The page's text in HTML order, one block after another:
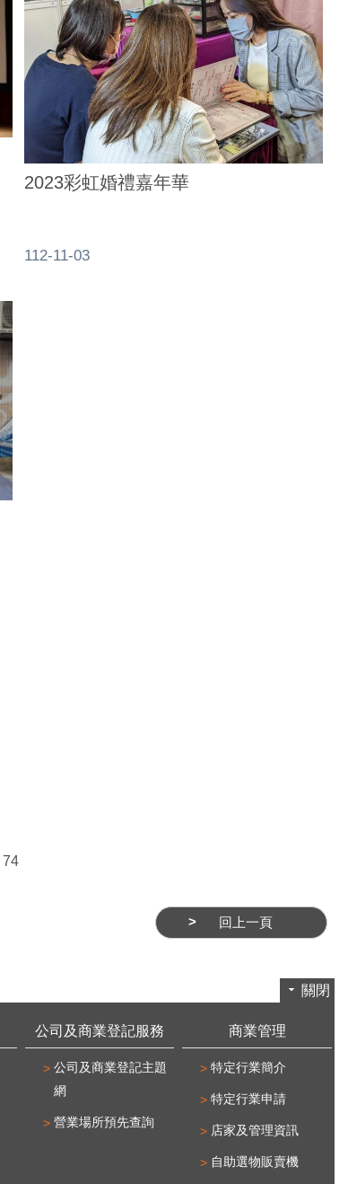
2023彩虹婚禮嘉年華
112-11-03
74
回上一頁
關閉
公司及商業登記服務
公司及商業登記主題
網
營業場所預先查詢
商業管理
特定行業簡介
特定行業申請
店家及管理資訊
自助選物販賣機